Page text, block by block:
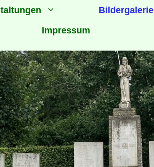
Bildergalerie
Impressum